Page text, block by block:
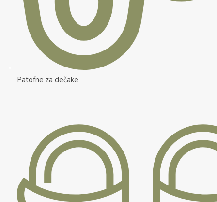
Patofne za dečake